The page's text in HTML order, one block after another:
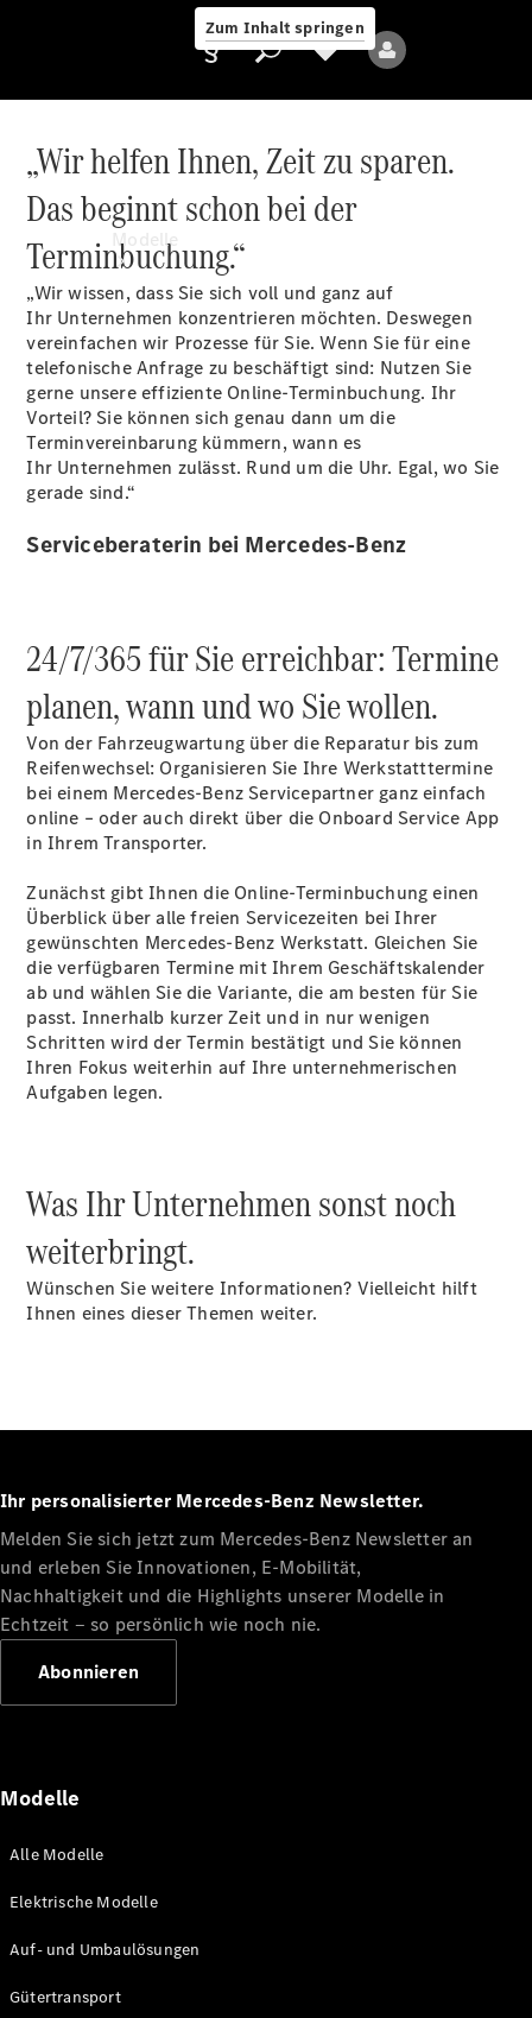
Zum Inhalt springen
Anbieter/Datenschutz
Modelle
Alle Modelle
Elektromodelle
Sprinter
Alle
Sprinter
Sprinter
Kastenwagen
Sprinter
Tourer
Sprinter
Fahrgestell
Sprinter
Fahrgestell
Doppelkabine
Sprinter
Pritschenwagen
Konfigurator
Vito
Konfigurator
Probefahrt
Mercedes-
Benz Store
Marco Polo
Horizon
Marco Polo
Probefahrt
„Wir helfen Ihnen, Zeit zu sparen.
Das beginnt schon bei der
Terminbuchung.“
„Wir wissen, dass Sie sich voll und ganz auf
Ihr Unternehmen konzentrieren möchten. Deswegen
vereinfachen wir Prozesse für Sie. Wenn Sie für eine
telefonische Anfrage zu beschäftigt sind: Nutzen Sie
gerne unsere effiziente Online-Terminbuchung. Ihr
Vorteil? Sie können sich genau dann um die
Terminvereinbarung kümmern, wann es
Ihr Unternehmen zulässt. Rund um die Uhr. Egal, wo Sie
gerade sind.“
Serviceberaterin bei Mercedes-Benz
24/7/365 für Sie erreichbar: Termine
planen, wann und wo Sie wollen.
Von der Fahrzeugwartung über die Reparatur bis zum
Reifenwechsel: Organisieren Sie Ihre Werkstatttermine
bei einem Mercedes-Benz Servicepartner ganz einfach
online – oder auch direkt über die Onboard Service App
in Ihrem Transporter.
Zunächst gibt Ihnen die Online-Terminbuchung einen
Überblick über alle freien Servicezeiten bei Ihrer
gewünschten Mercedes-Benz Werkstatt. Gleichen Sie
die verfügbaren Termine mit Ihrem Geschäftskalender
ab und wählen Sie die Variante, die am besten für Sie
passt. Innerhalb kurzer Zeit und in nur wenigen
Schritten wird der Termin bestätigt und Sie können
Ihren Fokus weiterhin auf Ihre unternehmerischen
Aufgaben legen.
Was Ihr Unternehmen sonst noch
weiterbringt.
Wünschen Sie weitere Informationen? Vielleicht hilft
Ihnen eines dieser Themen weiter.
Ihr personalisierter Mercedes-Benz Newsletter.
Melden Sie sich jetzt zum Mercedes-Benz Newsletter an
und erleben Sie Innovationen, E-Mobilität,
Nachhaltigkeit und die Highlights unserer Modelle in
Echtzeit ‒ so persönlich wie noch nie.
Abonnieren
Modelle
Alle Modelle
Elektrische Modelle
Auf- und Umbaulösungen
Gütertransport